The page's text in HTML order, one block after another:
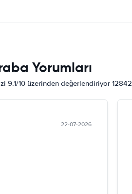
Yorumları
9.1/10 üzerinden değerlendiriyor 12842
22-07-2026